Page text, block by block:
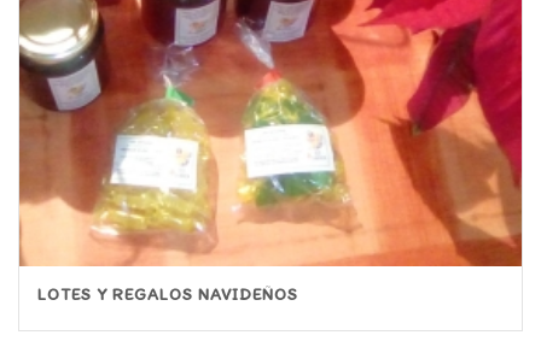
LOTES Y REGALOS NAVIDEÑOS